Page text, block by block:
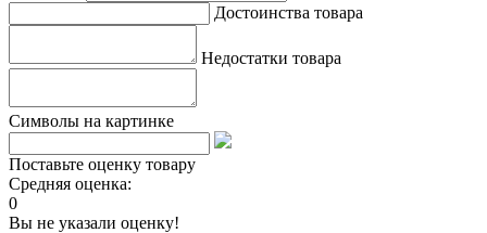
Достоинства товара
Недостатки товара
Символы на картинке
Поставьте оценку товару
Средняя оценка:
0
Вы не указали оценку!